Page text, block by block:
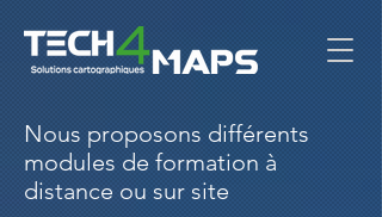
Nous proposons différents
modules de formation à
distance ou sur site